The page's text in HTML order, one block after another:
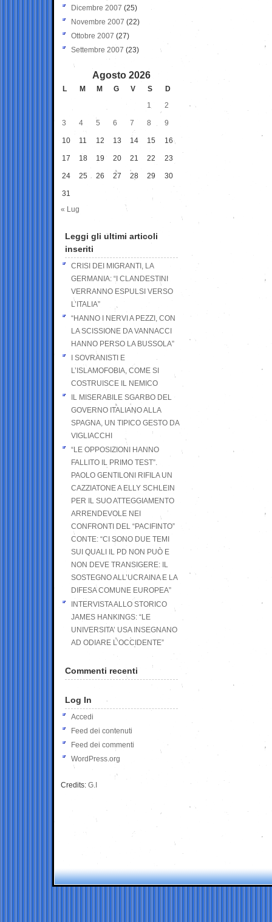
Dicembre 2007 (25)
Novembre 2007 (22)
Ottobre 2007 (27)
Settembre 2007 (23)
Agosto 2026
L M M G V S
D
1
2
3 4 5 6 7 8 9
10 11 12 13 14 15 16
17 18 19 20 21 22 23
24 25 26 27 28 29 30
31
« Lug
Leggi gli ultimi articoli
inseriti
CRISI DEI MIGRANTI, LA
GERMANIA: “I CLANDESTINI
VERRANNO ESPULSI VERSO
L’ITALIA”
“HANNO I NERVI A PEZZI, CON
LA SCISSIONE DA VANNACCI
HANNO PERSO LA BUSSOLA”
I SOVRANISTI E
L’ISLAMOFOBIA, COME SI
COSTRUISCE IL NEMICO
IL MISERABILE SGARBO DEL
GOVERNO ITALIANO ALLA
SPAGNA, UN TIPICO GESTO DA
VIGLIACCHI
“LE OPPOSIZIONI HANNO
FALLITO IL PRIMO TEST”.
PAOLO GENTILONI RIFILA UN
CAZZIATONE A ELLY SCHLEIN
PER IL SUO ATTEGGIAMENTO
ARRENDEVOLE NEI
CONFRONTI DEL “PACIFINTO”
CONTE: “CI SONO DUE TEMI
SUI QUALI IL PD NON PUÒ E
NON DEVE TRANSIGERE: IL
SOSTEGNO ALL’UCRAINA E LA
DIFESA COMUNE EUROPEA”
INTERVISTA ALLO STORICO
JAMES HANKINGS: “LE
UNIVERSITA’ USA INSEGNANO
AD ODIARE L’OCCIDENTE”
Commenti recenti
Log In
Accedi
Feed dei contenuti
Feed dei commenti
WordPress.org
Credits: G.I